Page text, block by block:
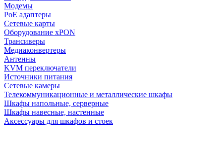
Модемы
PoE адаптеры
Сетевые карты
Оборудование xPON
Трансиверы
Медиаконвертеры
Антенны
KVM переключатели
Источники питания
Сетевые камеры
Телекоммуникационные и металлические шкафы
Шкафы напольные, серверные
Шкафы навесные, настенные
Аксессуары для шкафов и стоек